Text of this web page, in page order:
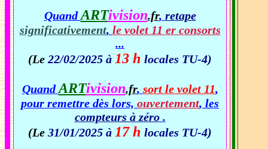
QuandARTivision.fr, retape
significativement, le volet 11 er consorts
...
(Le 22/02/2025 à 13 h locales TU-4)
QuandARTivision.fr, sort le volet 11,
pour remettre dès lors, ouvertement, les
compteurs à zéro .
(Le 31/01/2025 à 17 h locales TU-4)